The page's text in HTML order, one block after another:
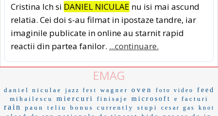
Cristina Ich si DANIEL NICULAE nu isi mai ascund
relatia. Cei doi s-au filmat in ipostaze tandre, iar
imaginile publicate in online au starnit rapid
reactii din partea fanilor. ...continuare.
EMAG
daniel niculae jazz fest wagner oven foto video
feed
mihailescu
miercuri finisaje microsoft e facturi
rain paun teliu bonus currently stupi cesar gas knot